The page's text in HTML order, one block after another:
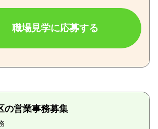
職場見学に応募する
の営業事務募集